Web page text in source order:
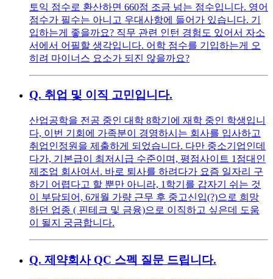
토익 점수로 환산하면 660점 조금 넘는 점수입니다. 영어
점수가 필수는 아니고 우대사항에 들어가 있습니다. 기
입하는게 좋을까요? 직무 관련 인턴 경험도 있어서 자소
서에서 어필할 생각입니다. 어학 점수를 기입하는게 오
히려 마이너스 요소가 되진 않을까요?
Q. 취업 및 이직 고민입니다.
산업공학을 전공 중인 대학 8학기에 재학 중인 학생입니
다, 이번 기회에 가족분이 경영하시는 회사를 입사하고
취업인정원을 제출하게 되었습니다. 다만 중소기업인데
다가, 기본급이 최저시급 수준이며, 평점사이트 1점대인
제조업 회사여서. 바로 퇴사를 하려다가 요즘 일자리 구
하기 어렵다고 할 뿐만 아니라, 1학기를 갑자기 쉬는 것
이 부담되어, 6개월 가량 근무 후 중고신입(?)으로 희망
하던 업종 ( 핀테크 및 금융)으로 이직하고 싶은데 도움
이 될지 궁금합니다.
Q. 제약회사 QC 스펙 질문 드립니다.